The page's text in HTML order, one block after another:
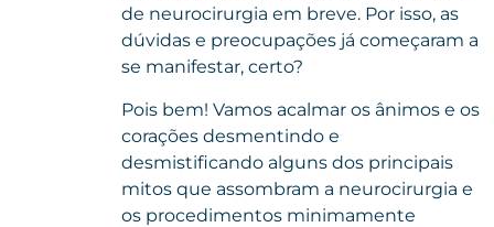
de neurocirurgia em breve. Por isso, as
dúvidas e preocupações já começaram a
se manifestar, certo?
Pois bem! Vamos acalmar os ânimos e os
corações desmentindo e
desmistificando alguns dos principais
mitos que assombram a neurocirurgia e
os procedimentos minimamente